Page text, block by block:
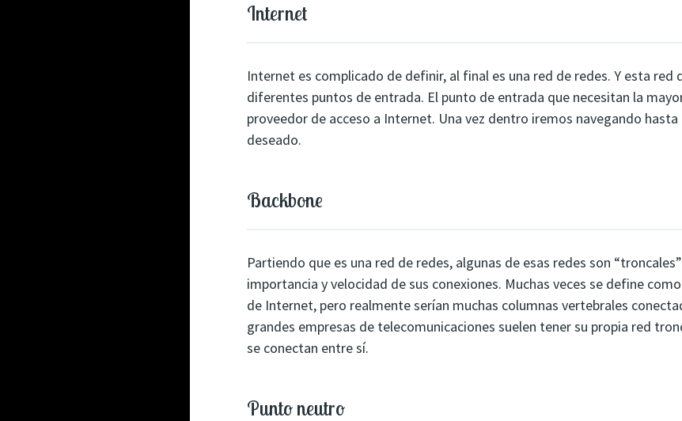
Internet
Internet es complicado de definir, al final es una red de redes. Y esta red
diferentes puntos de entrada. El punto de entrada que necesitan la
proveedor de acceso a Internet. Una vez dentro iremos navegando
deseado.
Backbone
Partiendo que es una red de redes, algunas de esas redes son
importancia y velocidad de sus conexiones. Muchas veces se define
de Internet, pero realmente serían muchas columnas vertebrales
grandes empresas de telecomunicaciones suelen tener su propia red
se conectan entre sí.
Punto neutro